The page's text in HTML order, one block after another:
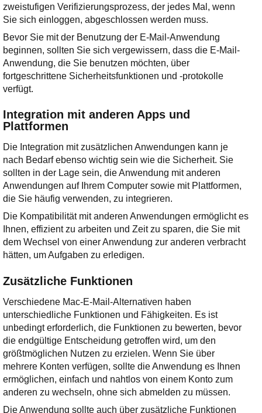
zweistufigen Verifizierungsprozess, der jedes Mal, wenn
Sie sich einloggen, abgeschlossen werden muss.
Bevor Sie mit der Benutzung der E-Mail-Anwendung
beginnen, sollten Sie sich vergewissern, dass die E-Mail-
Anwendung, die Sie benutzen möchten, über
fortgeschrittene Sicherheitsfunktionen und -protokolle
verfügt.
Integration mit anderen Apps und
Plattformen
Die Integration mit zusätzlichen Anwendungen kann je
nach Bedarf ebenso wichtig sein wie die Sicherheit. Sie
sollten in der Lage sein, die Anwendung mit anderen
Anwendungen auf Ihrem Computer sowie mit Plattformen,
die Sie häufig verwenden, zu integrieren.
Die Kompatibilität mit anderen Anwendungen ermöglicht es
Ihnen, effizient zu arbeiten und Zeit zu sparen, die Sie mit
dem Wechsel von einer Anwendung zur anderen verbracht
hätten, um Aufgaben zu erledigen.
Zusätzliche Funktionen
Verschiedene Mac-E-Mail-Alternativen haben
unterschiedliche Funktionen und Fähigkeiten. Es ist
unbedingt erforderlich, die Funktionen zu bewerten, bevor
die endgültige Entscheidung getroffen wird, um den
größtmöglichen Nutzen zu erzielen. Wenn Sie über
mehrere Konten verfügen, sollte die Anwendung es Ihnen
ermöglichen, einfach und nahtlos von einem Konto zum
anderen zu wechseln, ohne sich abmelden zu müssen.
Die Anwendung sollte auch über zusätzliche Funktionen